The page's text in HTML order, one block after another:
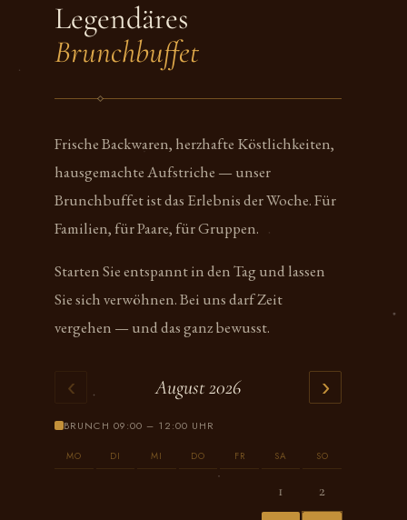
Legendäres
Brunchbuffet
Frische Backwaren, herzhafte Köstlichkeiten,
hausgemachte Aufstriche — unser
Brunchbuffet ist das Erlebnis der Woche. Für
Familien, für Paare, für Gruppen.
Starten Sie entspannt in den Tag und lassen
Sie sich verwöhnen. Bei uns darf Zeit
vergehen — und das ganz bewusst.
‹ August 2026 ›
BRUNCH 09:00 – 12:00 UHR
MO DI MI DO FR SA SO
1 2